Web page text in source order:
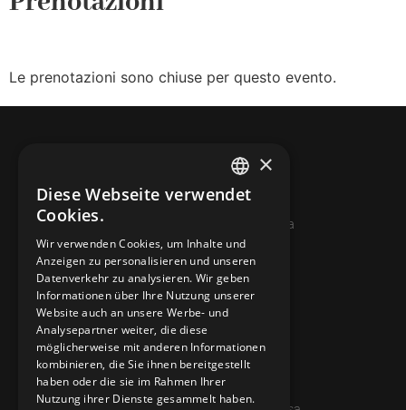
Le prenotazioni sono chiuse per questo evento.
© 2026 Miniera d’oro di Sessa
KONTAKTE
info@minieradoro.ch
091 608 11 25
079 127 20 80
ITALIAN
GERMAN
ENGLISH
×
Diese Webseite verwendet
Cookies.
Wir verwenden Cookies, um Inhalte und
Anzeigen zu personalisieren und unseren
Datenverkehr zu analysieren. Wir geben
Informationen über Ihre Nutzung unserer
Website auch an unsere Werbe- und
Analysepartner weiter, die diese
möglicherweise mit anderen Informationen
kombinieren, die Sie ihnen bereitgestellt
haben oder die sie im Rahmen Ihrer
Nutzung ihrer Dienste gesammelt haben.